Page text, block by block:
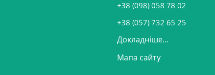
+38 (098) 058 78 02
+38 (057) 732 65 25
Докладніше...
Мапа сайту